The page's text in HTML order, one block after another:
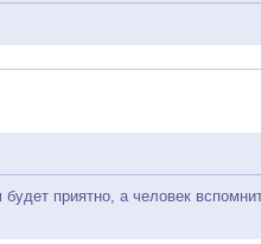
приятно, а человек